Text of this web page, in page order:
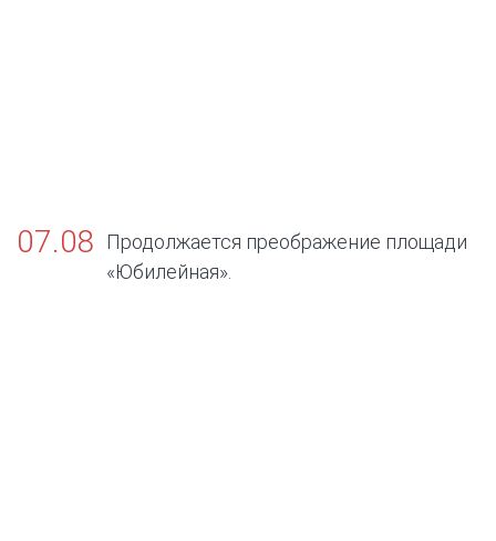
07.08
Продолжается преображение площади
«Юбилейная».